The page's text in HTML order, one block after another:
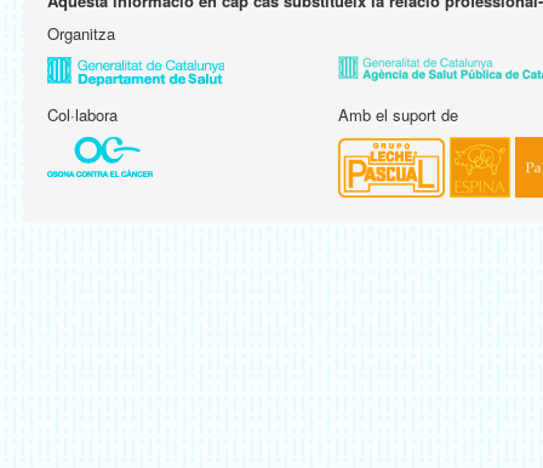
Organitza
Col·labora Amb el suport de